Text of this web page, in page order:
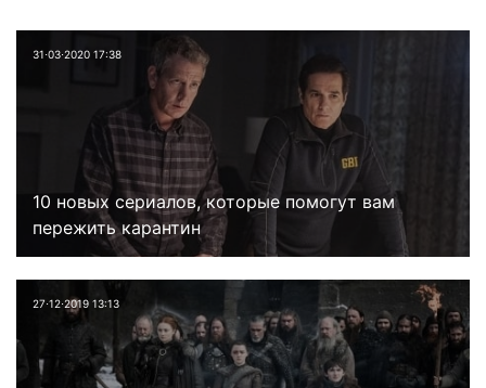
31⋅03⋅2020 17:38
10 новых сериалов, которые помогут вам
пережить карантин
27⋅12⋅2019 13:13